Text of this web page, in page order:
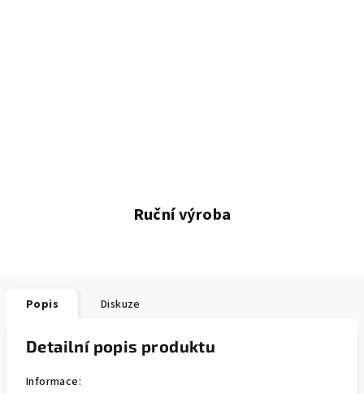
Ruční výroba
Popis Diskuze
Detailní popis produktu
Informace: